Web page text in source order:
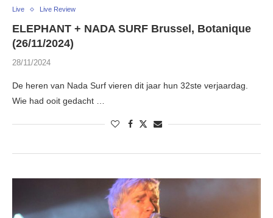
Live Live Review
ELEPHANT + NADA SURF Brussel, Botanique
(26/11/2024)
28/11/2024
De heren van Nada Surf vieren dit jaar hun 32ste verjaardag.
Wie had ooit gedacht …